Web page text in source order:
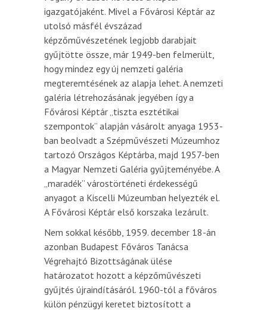
igazgatójaként. Mivel a Fővárosi Képtár az
utolsó másfél évszázad
képzőművészetének legjobb darabjait
gyűjtötte össze, már 1949-ben felmerült,
hogy mindez egy új nemzeti galéria
megteremtésének az alapja lehet. A nemzeti
galéria létrehozásának jegyében így a
Fővárosi Képtár „tiszta esztétikai
szempontok” alapján vásárolt anyaga 1953-
ban beolvadt a Szépművészeti Múzeumhoz
tartozó Országos Képtárba, majd 1957-ben
a Magyar Nemzeti Galéria gyűjteményébe. A
„maradék” várostörténeti érdekességű
anyagot a Kiscelli Múzeumban helyezték el.
A Fővárosi Képtár első korszaka lezárult.
Nem sokkal később, 1959. december 18-án
azonban Budapest Főváros Tanácsa
Végrehajtó Bizottságának ülése
határozatot hozott a képzőművészeti
gyűjtés újraindításáról. 1960-tól a főváros
külön pénzügyi keretet biztosított a